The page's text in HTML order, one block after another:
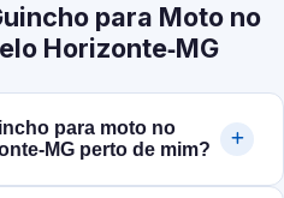
para Moto no
Horizonte‑MG
para moto no
perto de mim?